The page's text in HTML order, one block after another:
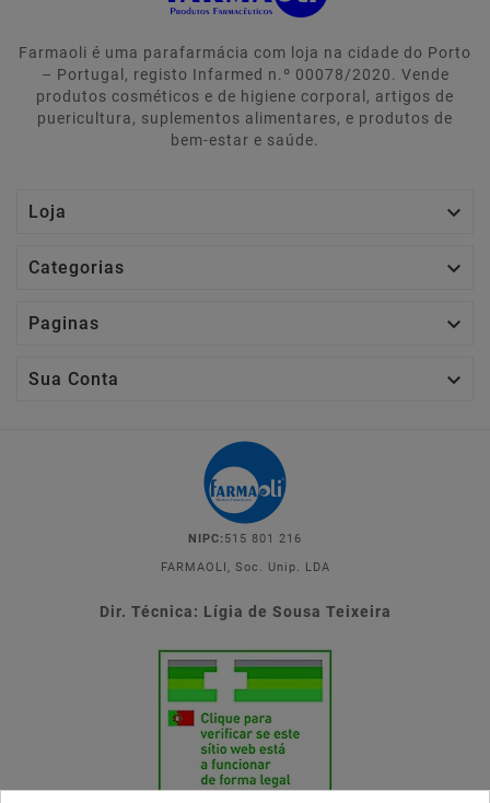
Farmaoli é uma parafarmácia com loja na cidade do Porto
– Portugal, registo Infarmed n.º 00078/2020. Vende
produtos cosméticos e de higiene corporal, artigos de
puericultura, suplementos alimentares, e produtos de
bem-estar e saúde.
Loja 
Categorias 
Paginas 
Sua Conta 
NIPC: 515 801 216
FARMAOLI, Soc. Unip. LDA
Dir. Técnica: Lígia de Sousa Teixeira